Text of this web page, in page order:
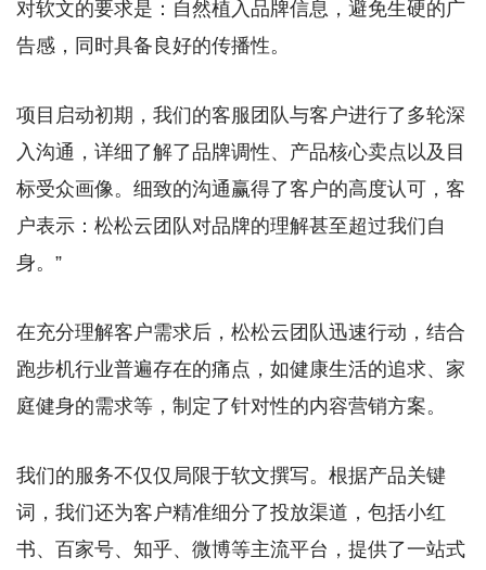
对软文的要求是：自然植入品牌信息，避免生硬的广
告感，同时具备良好的传播性。
项目启动初期，我们的客服团队与客户进行了多轮深
入沟通，详细了解了品牌调性、产品核心卖点以及目
标受众画像。细致的沟通赢得了客户的高度认可，客
户表示：松松云团队对品牌的理解甚至超过我们自
身。”
在充分理解客户需求后，松松云团队迅速行动，结合
跑步机行业普遍存在的痛点，如健康生活的追求、家
庭健身的需求等，制定了针对性的内容营销方案。
我们的服务不仅仅局限于软文撰写。根据产品关键
词，我们还为客户精准细分了投放渠道，包括小红
书、百家号、知乎、微博等主流平台，提供了一站式